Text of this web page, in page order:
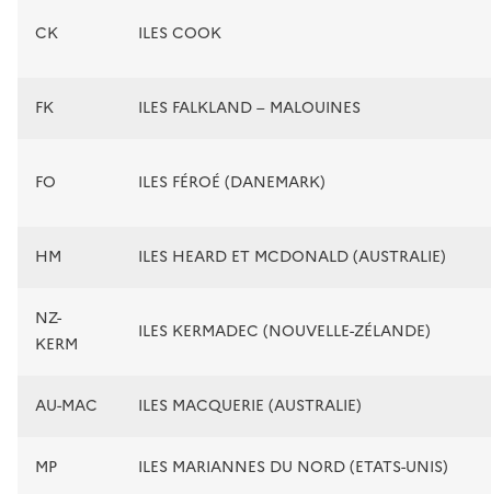
CK ILES COOK
FK ILES FALKLAND – MALOUINES
FO ILES FÉROÉ (DANEMARK)
HM ILES HEARD ET MCDONALD (AUSTRALIE)
NZ-
KERM
ILES KERMADEC (NOUVELLE-ZÉLANDE)
AU-MAC ILES MACQUERIE (AUSTRALIE)
MP ILES MARIANNES DU NORD (ETATS-UNIS)